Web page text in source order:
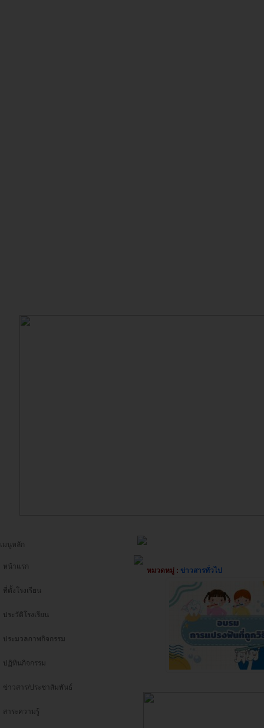
เมนูหลัก
หน้าแรก
ที่ตั้งโรงเรียน
ประวัติโรงเรียน
ประมวลภาพกิจกรรม
ปฏิทินกิจกรรม
ข่าวสาร/ประชาสัมพันธ์
สาระความรู้
หมวดหมู่ : ข่าวสารทั่วไป